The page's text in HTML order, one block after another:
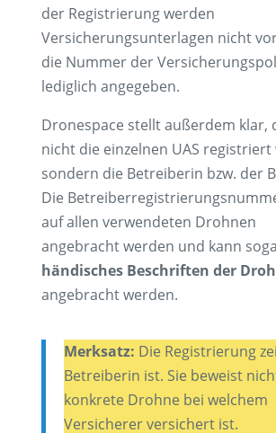
der Registrierung werden
Versicherungsunterlagen nicht
die Nummer der
lediglich angegeben.
Dronespace stellt außerdem klar,
nicht die einzelnen UAS registriert
sondern die Betreiberin bzw. der
Die
auf allen verwendeten Drohnen
angebracht werden und kann
händisches Beschriften der
angebracht werden.
Merksatz: Die Registrierung
Betreiberin ist. Sie beweist
konkrete Drohne bei welchem
Versicherer versichert ist.